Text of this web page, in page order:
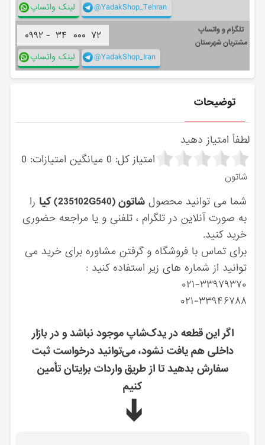
لینک واتساپ @YadakShop_Tehran
تلگرام و واتساپ
مشتریان شهرستان
۰۹۹۲ - ۳۴ ۰۰۰ ۷۲
لینک واتساپ @YadakShop_Iran
توضیحات
لطفاً امتیاز دهید
امتیاز کل: 0 میانگین امتیازات: 0
شاتون
شما می توانید محصولشاتون (235102G540) کیا
را
به صورت آنلاین در تلگرام ، تلفنی و یا مراجعه حضوری
خرید کنید.
برای تماس با فروشگاه و گرفتن مشاوره برای خرید می
توانید از شماره های زیر استفاده کنید :
۰۲۱-۳۳۹۷۹۳۷۰
۰۲۱-۳۳۹۴۶۷۸۸
اگر این قطعه در یدک‌شاپ موجود نباشد و در بازار
داخلی هم یافت نشود، می‌توانید درخواست ثبت
سفارش بدهید تا از طریق واردات برایتان تأمین
کنیم
➔